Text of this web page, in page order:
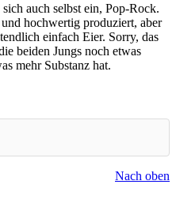
auch selbst ein, Pop-Rock.
hochwertig produziert, aber
einfach Eier. Sorry, das
beiden Jungs noch etwas
mehr Substanz hat.
Nach oben